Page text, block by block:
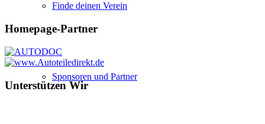
Finde deinen Verein
Sponsoren und Partner
Homepage-Partner
Unterstützen Wir